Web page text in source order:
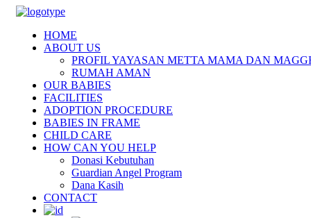
HOME
ABOUT US
PROFIL YAYASAN METTA MAMA DAN
RUMAH AMAN
OUR BABIES
FACILITIES
ADOPTION PROCEDURE
BABIES IN FRAME
CHILD CARE
HOW CAN YOU HELP
Donasi Kebutuhan
Guardian Angel Program
Dana Kasih
CONTACT